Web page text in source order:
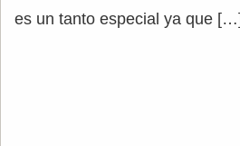
es un tanto especial ya que […]